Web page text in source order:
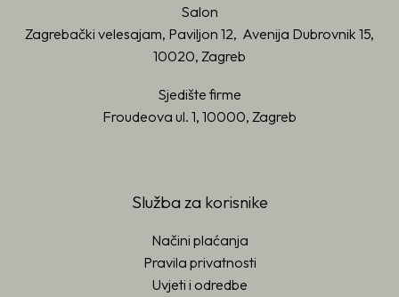
Salon
Zagrebački velesajam, Paviljon 12, Avenija Dubrovnik 15,
10020, Zagreb
Sjedište firme
Froudeova ul. 1, 10000, Zagreb
Služba za korisnike
Načini plaćanja
Pravila privatnosti
Uvjeti i odredbe